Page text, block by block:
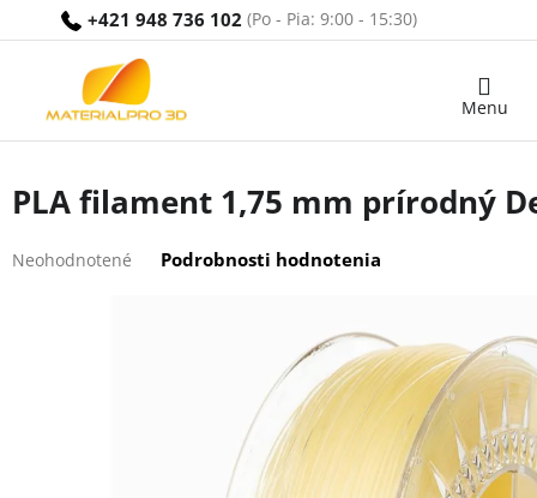
+421 948 736 102
Nákupný
PLA filament 1,75 mm prírodný
hodnotenie
Neohodnotené Podrobnosti hodnotenia